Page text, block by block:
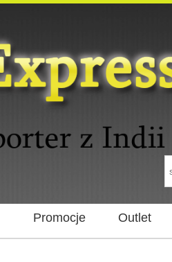
Promocje Outlet